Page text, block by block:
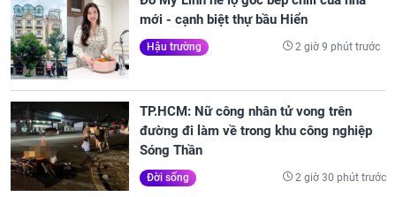
mới - cạnh biệt thự bầu Hiển
Hậu trường 2 giờ 9 phút trước
TP.HCM: Nữ công nhân tử vong trên
đường đi làm về trong khu công nghiệp
Sóng Thần
Đời sống 2 giờ 30 phút trước